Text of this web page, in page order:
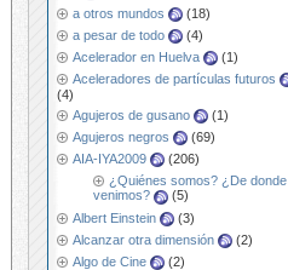
a otros mundos
(18)
a pesar de todo
(4)
Acelerador en Huelva
(1)
Aceleradores de partículas futuros
(4)
Agujeros de gusano
(1)
Agujeros negros
(69)
AIA-IYA2009
(206)
¿Quiénes somos? ¿De donde
venimos?
(5)
Albert Einstein
(3)
Alcanzar otra dimensión
(2)
Algo de Cine
(2)